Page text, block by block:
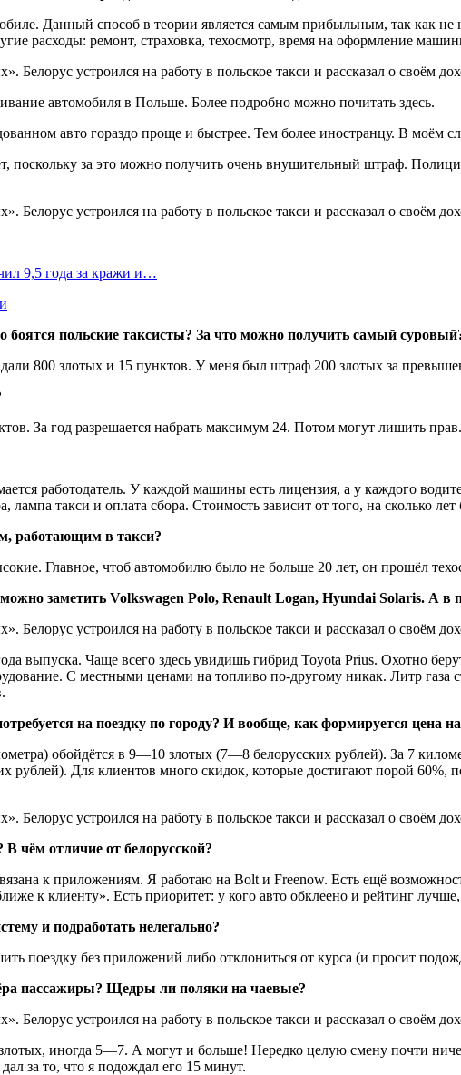
Данный способ в теории является самым прибыльным, так как не
расходы: ремонт, страховка, техосмотр, время на оформление
автомобиля в Польше. Более подробно можно почитать здесь.
авто гораздо проще и быстрее. Тем более иностранцу. В моём
поскольку за это можно получить очень внушительный штраф.
9,5 года за кражи и…
польские таксисты? За что можно получить самый
800 злотых и 15 пунктов. У меня был штраф 200 злотых за
За год разрешается набрать максимум 24. Потом могут лишить
работодатель. У каждой машины есть лицензия, а у каждого
лампа такси и оплата сбора. Стоимость зависит от того, на сколько
работающим в такси?
Главное, чтоб автомобилю было не больше 20 лет, он прошёл
заметить Volkswagen Polo, Renault Logan, Hyundai Solaris. А в
выпуска. Чаще всего здесь увидишь гибрид Toyota Prius. Охотно
С местными ценами на топливо по-другому никак. Литр
на поездку по городу? И вообще, как формируется цена на
обойдётся в 9—10 злотых (7—8 белорусских рублей). За 7
рублей). Для клиентов много скидок, которые достигают порой 60%,
чём отличие от белорусской?
к приложениям. Я работаю на Bolt и Freenow. Есть ещё
к клиенту». Есть приоритет: у кого авто обклеено и рейтинг
и подработать нелегально?
поездку без приложений либо отклониться от курса (и просит
пассажиры? Щедры ли поляки на чаевые?
иногда 5—7. А могут и больше! Нередко целую смену почти
за то, что я подождал его 15 минут.